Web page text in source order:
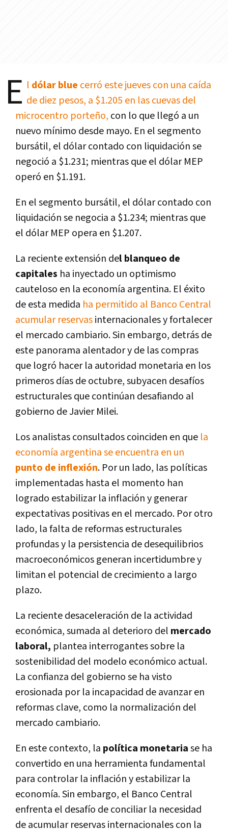
E l dólar blue cerró este jueves con una caída
de diez pesos, a $1.205 en las cuevas del
microcentro porteño, con lo que llegó a un
nuevo mínimo desde mayo. En el segmento
bursátil, el dólar contado con liquidación se
negoció a $1.231; mientras que el dólar MEP
operó en $1.191.
En el segmento bursátil, el dólar contado con
liquidación se negocia a $1.234; mientras que
el dólar MEP opera en $1.207.
La reciente extensión del blanqueo de
capitales ha inyectado un optimismo
cauteloso en la economía argentina. El éxito
de esta medida ha permitido al Banco Central
acumular reservasinternacionales y fortalecer
el mercado cambiario. Sin embargo, detrás de
este panorama alentador y de las compras
que logró hacer la autoridad monetaria en los
primeros días de octubre, subyacen desafíos
estructurales que continúan desafiando al
gobierno de Javier Milei.
Los analistas consultados coinciden en que la
economía argentina se encuentra en un
punto de inflexión. Por un lado, las políticas
implementadas hasta el momento han
logrado estabilizar la inflación y generar
expectativas positivas en el mercado. Por otro
lado, la falta de reformas estructurales
profundas y la persistencia de desequilibrios
macroeconómicos generan incertidumbre y
limitan el potencial de crecimiento a largo
plazo.
La reciente desaceleración de la actividad
económica, sumada al deterioro del mercado
laboral, plantea interrogantes sobre la
sostenibilidad del modelo económico actual.
La confianza del gobierno se ha visto
erosionada por la incapacidad de avanzar en
reformas clave, como la normalización del
mercado cambiario.
En este contexto, la política monetariase ha
convertido en una herramienta fundamental
para controlar la inflación y estabilizar la
economía. Sin embargo, el Banco Central
enfrenta el desafío de conciliar la necesidad
de acumular reservas internacionales con la